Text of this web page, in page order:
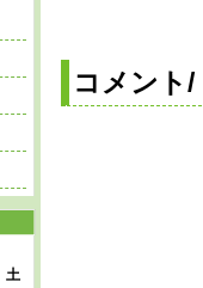
コメント
土